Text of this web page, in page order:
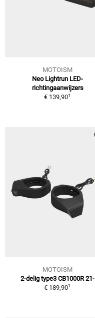
MOTOISM
Neo Lightrun LED-
richtingaanwijzers
€ 139,901
MOTOISM
2-delig type3 CB1000R 21-
€ 189,901